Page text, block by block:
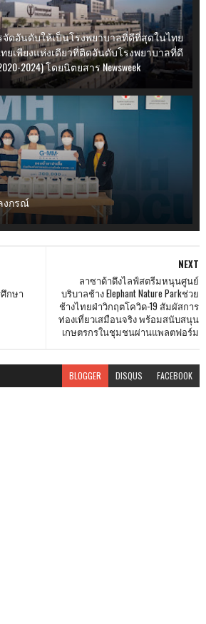
จัดอันดับให้เป็นโรงพยาบาลที่ดีที่สุดในไทย
ยเพียงแห่งเดียวที่ติดอันดับโรงพยาบาลที่ดี
2024) โดยนิตยสาร Newsweek
งกรณ์
NEXT
ลาซาด้าดึงไลฟ์สตรีมหนุนศูนย์
บริบาลช้าง Elephant Nature Parkช่วย
ช้างไทยฝ่าวิกฤตโควิด-19 สัมผัสการ
ท่องเที่ยวเสมือนจริง พร้อมสนับสนุน
เกษตรกรในชุมชนผ่านแพลตฟอร์ม
กษา
BLOGGER DISQUS FACEBOOK